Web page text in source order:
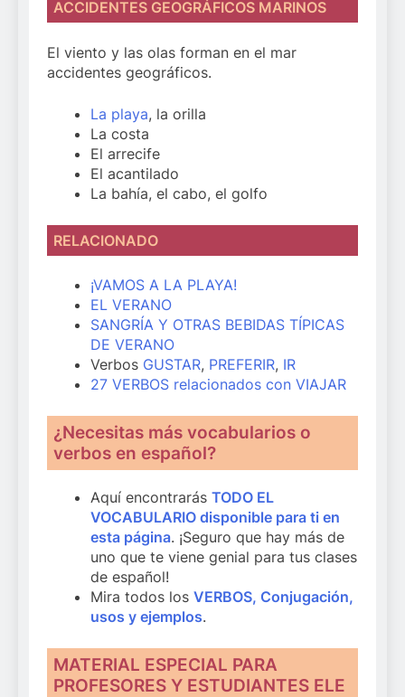
ACCIDENTES GEOGRÁFICOS MARINOS
El viento y las olas forman en el mar
accidentes geográficos.
La playa, la orilla
La costa
El arrecife
El acantilado
La bahía, el cabo, el golfo
RELACIONADO
¡VAMOS A LA PLAYA!
EL VERANO
SANGRÍA Y OTRAS BEBIDAS TÍPICAS
DE VERANO
Verbos GUSTAR, PREFERIR, IR
27 VERBOS relacionados con VIAJAR
¿Necesitas más vocabularios o
verbos en español?
Aquí encontrarás TODO EL
VOCABULARIO disponible para ti en
esta página. ¡Seguro que hay más de
uno que te viene genial para tus clases
de español!
Mira todos los VERBOS, Conjugación,
usos y ejemplos.
MATERIAL ESPECIAL PARA
PROFESORES Y ESTUDIANTES ELE